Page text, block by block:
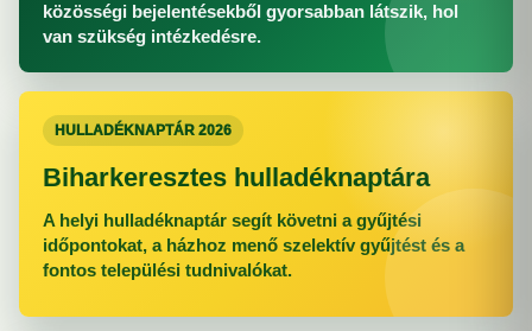
közösségi bejelentésekből gyorsabban látszik, hol
van szükség intézkedésre.
HULLADÉKNAPTÁR 2026
Biharkeresztes hulladéknaptára
A helyi hulladéknaptár segít követni a gyűjtési
időpontokat, a házhoz menő szelektív gyűjtést és a
fontos települési tudnivalókat.